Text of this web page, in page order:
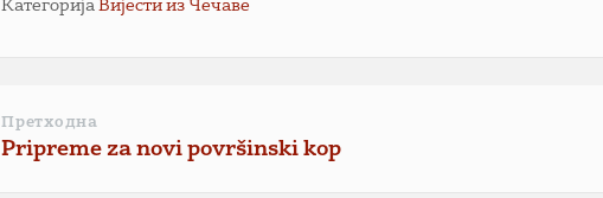
КатегоријаВијести из Чечаве
Претходна
Pripreme za novi površinski kop